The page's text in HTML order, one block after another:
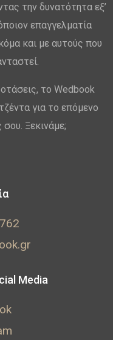
την δυνατότητα εξ’
επαγγελματία
και με αυτούς που
το Wedbook
για το επόμενο
Ξεκινάμε;
Media